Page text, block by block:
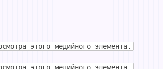
этого медийного элемента.
этого медийного элемента.